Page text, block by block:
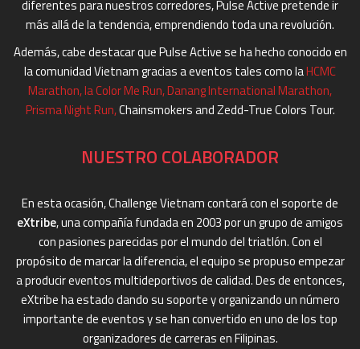
más allá de la tendencia, emprendiendo toda una revolución.
Además, cabe destacar que Pulse Active se ha hecho conocido en
la comunidad Vietnam gracias a eventos tales como laHCMC
Marathon la Color Me Run, Danang International Marathon
Prisma Night Run Chainsmokers and Zedd-True Colors Tour.
NUESTRO COLABORADOR
En esta ocasión, Challenge Vietnam contará con el soporte de
eXtribe , una compañía fundada en 2003 por un grupo de amigos
con pasiones parecidas por el mundo del triatlón. Con el
propósito de marcar la diferencia, el equipo se propuso empezar
a producir eventos multideportivos de calidad. Des de entonces,
eXtribe ha estado dando su soporte y organizando un número
importante de eventos y se han convertido en uno de los top
organizadores de carreras en Filipinas.